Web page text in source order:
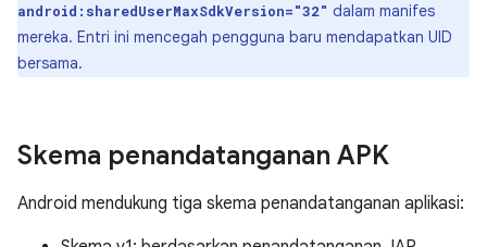
android:sharedUserMaxSdkVersion="32" dalam manifes
mereka. Entri ini mencegah pengguna baru mendapatkan UID
bersama.
Skema penandatanganan APK
Android mendukung tiga skema penandatanganan aplikasi: